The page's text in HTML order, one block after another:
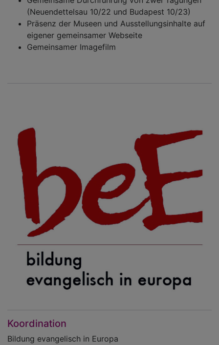
(Neuendettelsau 10/22 und Budapest 10/23)
Präsenz der Museen und Ausstellungsinhalte auf
eigener gemeinsamer Webseite
Gemeinsamer Imagefilm
Koordination
Bildung evangelisch in Europa